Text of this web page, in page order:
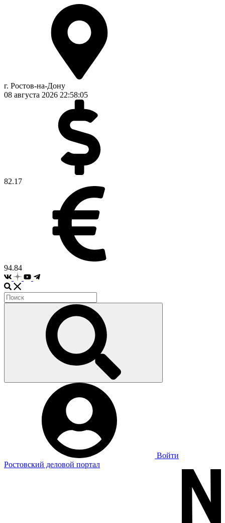
г. Ростов-на-Дону
08 августа 2026 22:58:05
82.17
94.84
Войти
Ростовский деловой портал